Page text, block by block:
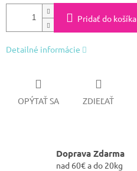
Pridať do košíka
Detailné informácie
OPÝTAŤ SA ZDIEĽAŤ
Doprava Zdarma
nad 60€ a do 20kg